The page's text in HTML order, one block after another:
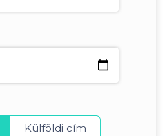
Külföldi cím